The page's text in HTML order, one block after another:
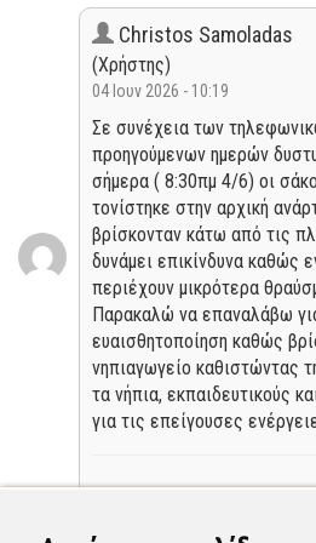
Christos Samoladas
(Χρήστης)
04 Ιουν 2026 - 10:19
Σε συνέχεια των
προηγούμενων ημερών
σήμερα ( 8:30πμ 4/6) οι
τονίστηκε στην αρχική
βρίσκονταν κάτω από τις
δυνάμει επικίνδυνα καθώς
περιέχουν μικρότερα
Παρακαλώ να επαναλάβω
ευαισθητοποίηση καθώς
νηπιαγωγείο καθιστώντας
τα νήπια, εκπαιδευτικούς
για τις επείγουσες